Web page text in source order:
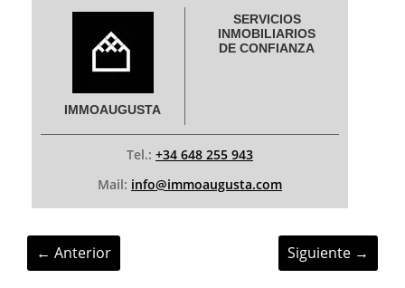
IMMOAUGUSTA
SERVICIOS
INMOBILIARIOS
DE CONFIANZA
Tel.: +34 648 255 943
Mail: info@immoaugusta.com
← Anterior Siguiente →